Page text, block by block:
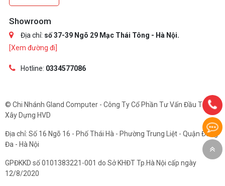
Showroom
Địa chỉ: số 37-39 Ngõ 29 Mạc Thái Tông - Hà Nội.
[Xem đường đi]
Hotline: 0334577086
© Chi Nhánh Gland Computer - Công Ty Cổ Phần Tư Vấn Đầu Tư Và
Xây Dựng HVD
Địa chỉ: Số 16 Ngõ 16 - Phố Thái Hà - Phường Trung Liệt - Quận Đống
Đa - Hà Nội
GPĐKKD số 0101383221-001 do Sở KHĐT Tp.Hà Nội cấp ngày
12/8/2020